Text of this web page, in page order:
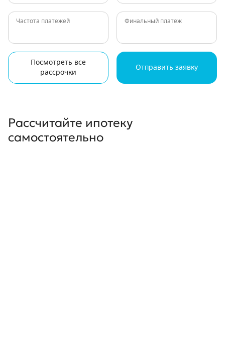
Частота платежей Финальный платёж
Посмотреть все
рассрочки
Отправить заявку
Рассчитайте ипотеку
самостоятельно